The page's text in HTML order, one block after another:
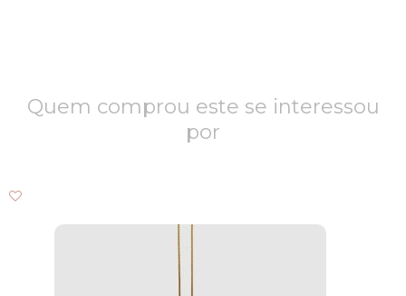
Quem comprou este se interessou
por